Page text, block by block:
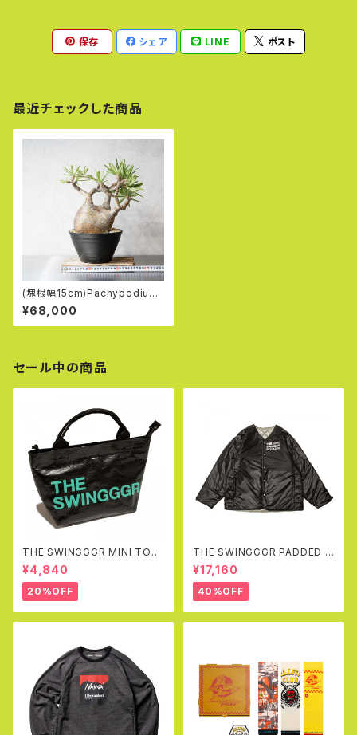
保存 シェア LINE ポスト
最近チェックした商品
(塊根幅15cm)Pachypodium
rosulatum var. gracilius (4
7)
¥68,000
セール中の商品
THE SWINGGGR MINI TOT
EBAG, BLACK
¥4,840
20%OFF
THE SWINGGGR PADDED R
EVERSIBLE JK (BLACK&GR
AY)
¥17,160
40%OFF